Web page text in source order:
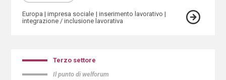
Europa impresa sociale
inserimento lavorativo
integrazione / inclusione lavorativa
Terzo settore
Il punto di welforum